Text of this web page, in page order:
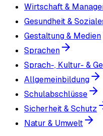
Wirtschaft &
Gesundheit &
Gestaltung & Medien
Sprachen
Sprach-, Kultur- &
Allgemeinbildung
Schulabschlüsse
Sicherheit & Schutz
Natur & Umwelt